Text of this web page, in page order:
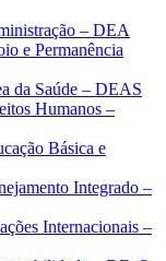
– DEA
e Permanência
da Saúde – DEAS
Humanos –
Básica e
Integrado –
Internacionais –